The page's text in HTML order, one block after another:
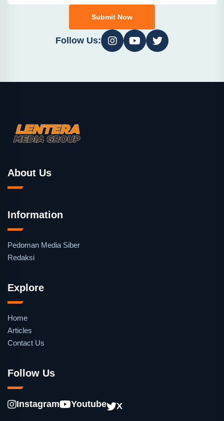
Submit Now
Follow Us:
About Us
Information
Pedoman Media Siber
Redaksi
Explore
Home
Articles
Contact Us
Follow Us
Instagram Youtube X